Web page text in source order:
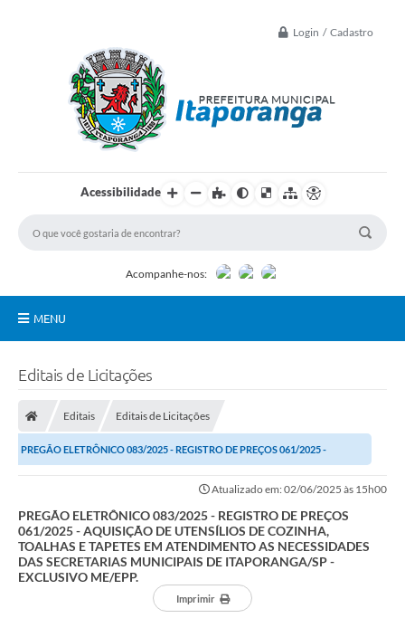
Login / Cadastro
Acessibilidade
Acompanhe-nos:
MENU
Publicações Oficiais
Lei Aldir Blanc
CTM
Editais de Licitações
Editais Editais de Licitações
PREGÃO ELETRÔNICO 083/2025 - REGISTRO DE PREÇOS 061/2025 -
Atualizado em: 02/06/2025 às 15h00
PREGÃO ELETRÔNICO 083/2025 - REGISTRO DE PREÇOS
061/2025 - AQUISIÇÃO DE UTENSÍLIOS DE COZINHA,
TOALHAS E TAPETES EM ATENDIMENTO AS NECESSIDADES
DAS SECRETARIAS MUNICIPAIS DE ITAPORANGA/SP -
EXCLUSIVO ME/EPP.
Imprimir